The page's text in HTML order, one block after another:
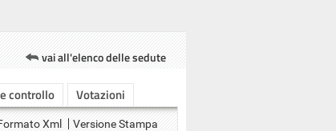
vai all'elenco delle sedute
controllo Votazioni
Xml Versione Stampa